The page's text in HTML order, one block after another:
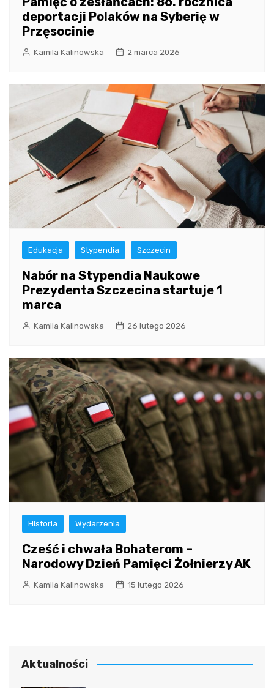
deportacji Polaków na Syberię w
Przęsocinie
Kamila Kalinowska 2 marca 2026
Edukacja Stypendia Szczecin
Nabór na Stypendia Naukowe
Prezydenta Szczecina startuje 1
marca
Kamila Kalinowska 26 lutego 2026
Historia Wydarzenia
Cześć i chwała Bohaterom –
Narodowy Dzień Pamięci Żołnierzy AK
Kamila Kalinowska 15 lutego 2026
Aktualności